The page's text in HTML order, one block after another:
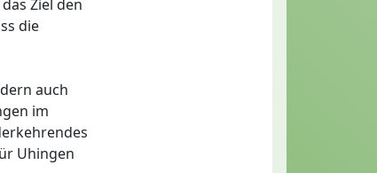
Ziel den
die
auch
im
Uhingen